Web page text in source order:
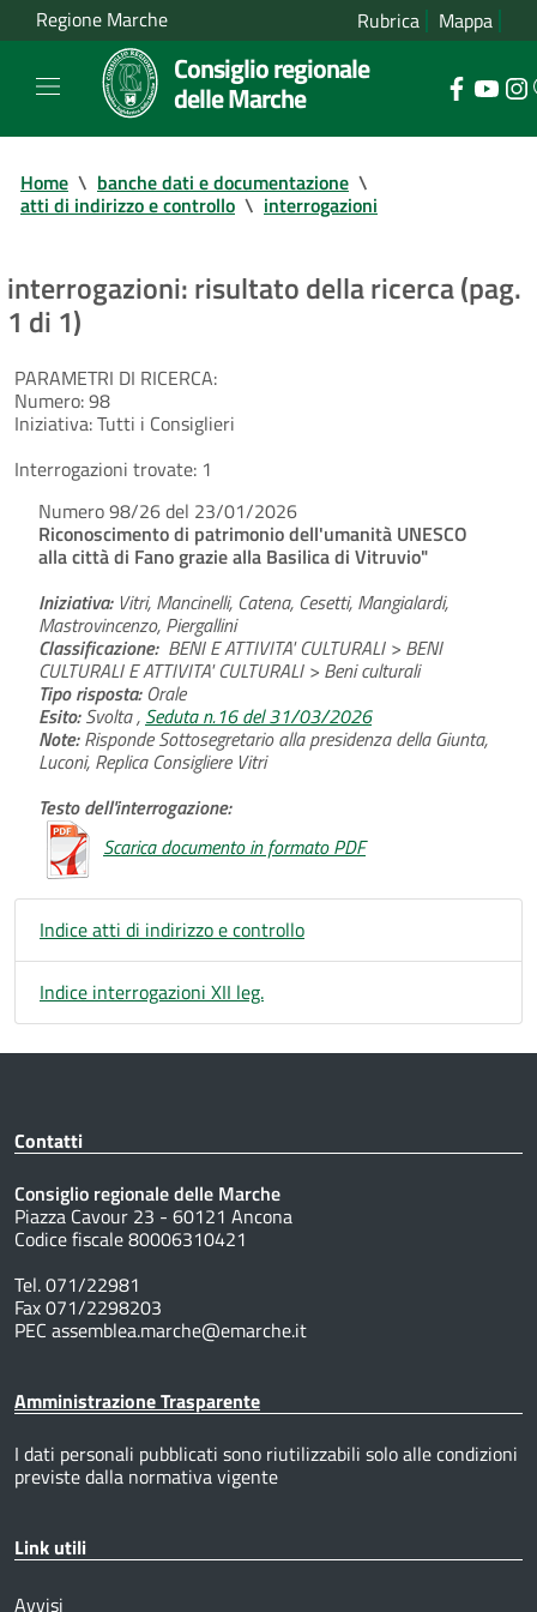
Regione Marche Rubrica Mappa
Consiglio regionale
delle Marche
Home \ banche dati e documentazione \
atti di indirizzo e controllo \ interrogazioni
interrogazioni: risultato della ricerca (pag.
1 di 1)
PARAMETRI DI RICERCA:
Numero:98
Iniziativa:Tutti i Consiglieri
Interrogazioni trovate: 1
Numero 98/26 del 23/01/2026
Riconoscimento di patrimonio dell'umanità UNESCO
alla città di Fano grazie alla Basilica di Vitruvio"
Iniziativa:Vitri, Mancinelli, Catena, Cesetti, Mangialardi,
Mastrovincenzo, Piergallini
Classificazione: BENI E ATTIVITA' CULTURALI > BENI
CULTURALI E ATTIVITA' CULTURALI > Beni culturali
Tipo risposta:Orale
Esito:Svolta , Seduta n.16 del 31/03/2026
Note:Risponde Sottosegretario alla presidenza della Giunta,
Luconi, Replica Consigliere Vitri
Testo dell'interrogazione:
Scarica documento in formato PDF
Indice atti di indirizzo e controllo
Indice interrogazioni XII leg.
Contatti
Consiglio regionale delle Marche
Piazza Cavour 23 - 60121 Ancona
Codice fiscale 80006310421
Tel. 071/22981
Fax 071/2298203
PEC assemblea.marche@emarche.it
Amministrazione Trasparente
I dati personali pubblicati sono riutilizzabili solo alle condizioni
previste dalla normativa vigente
Link utili
Avvisi